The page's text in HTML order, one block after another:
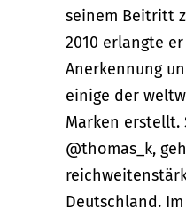
seinem Beitritt
2010 erlangte
Anerkennung
einige der
Marken erstellt.
@thomas_k,
Deutschland.